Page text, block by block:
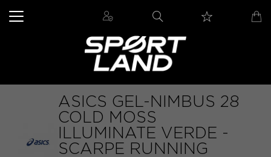
ASICS GEL-NIMBUS 28
COLD MOSS
ILLUMINATE VERDE -
SCARPE RUNNING